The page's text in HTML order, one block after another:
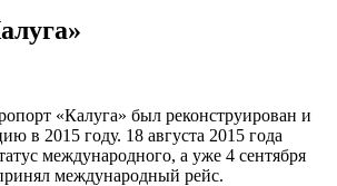
«Калуга» был реконструирован и
в 2015 году. 18 августа 2015 года
международного, а уже 4 сентября
международный рейс.